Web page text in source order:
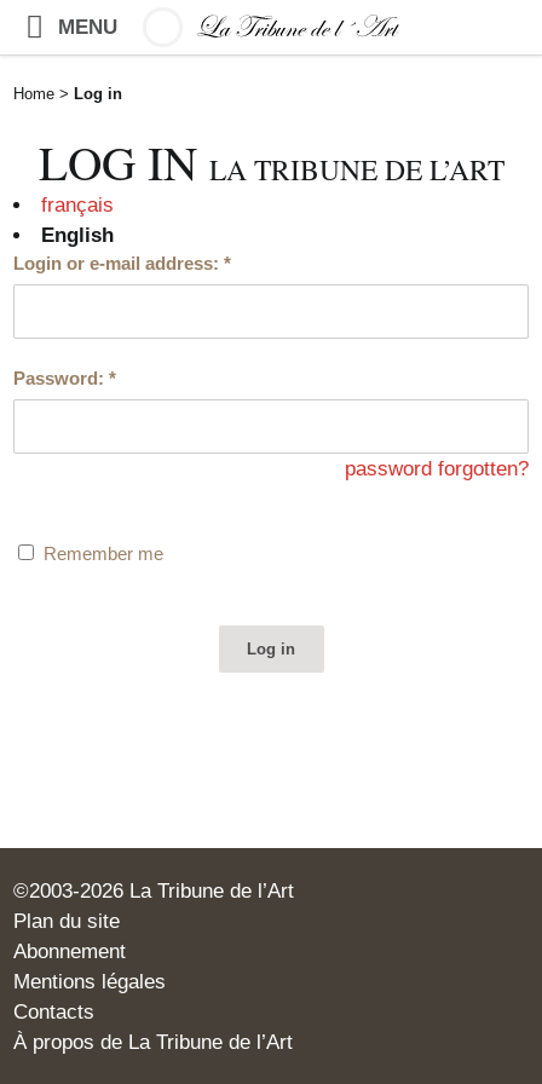
MENU
Home > Log in
LOG IN LA TRIBUNE DE L’ART
français
English
Login or e-mail address:*
Password:*
password forgotten?
Remember me
©2003-2026 La Tribune de l’Art
Plan du site
Abonnement
Mentions légales
Contacts
À propos de La Tribune de l’Art